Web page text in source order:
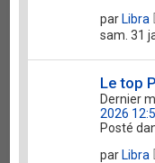
par Libra
sam. 31
Le top
Dernier
2026
Posté
par Libra